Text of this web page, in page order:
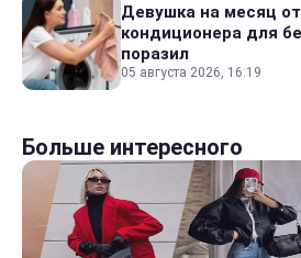
Девушка на месяц
кондиционера для
поразил
05 августа 2026, 16:19
Больше интересного